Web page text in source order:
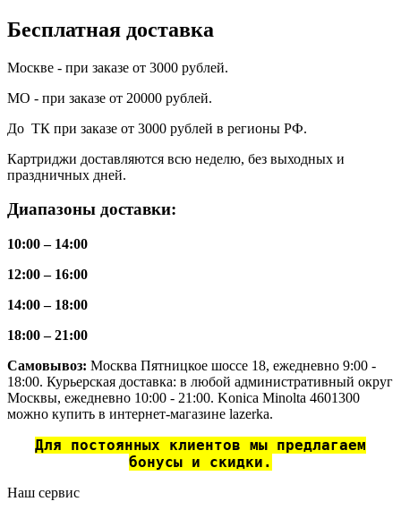
Бесплатная доставка
Москве - при заказе от 3000 рублей.
МО - при заказе от 20000 рублей.
До ТК при заказе от 3000 рублей в регионы РФ.
Картриджи доставляются всю неделю, без выходных и
праздничных дней.
Диапазоны доставки:
10:00 – 14:00
12:00 – 16:00
14:00 – 18:00
18:00 – 21:00
Самовывоз: Москва Пятницкое шоссе 18, ежедневно 9:00 -
18:00. Курьерская доставка: в любой административный округ
Москвы, ежедневно 10:00 - 21:00. Konica Minolta 4601300
можно купить в интернет-магазине lazerka.
Для постоянных клиентов мы предлагаем
бонусы и скидки.
Наш сервис